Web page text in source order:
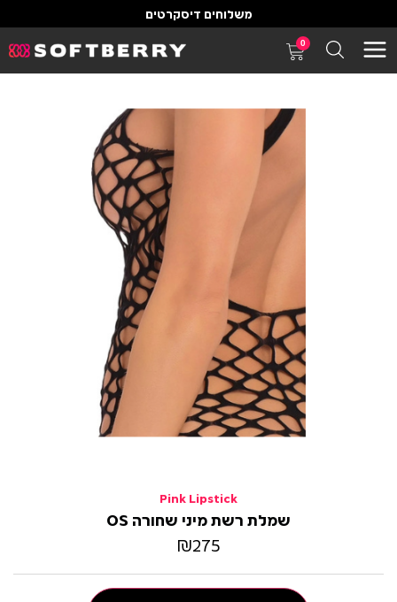
משלוחים דיסקרטים
0
Pink Lipstick
שמלת רשת מיני שחורה OS
₪275